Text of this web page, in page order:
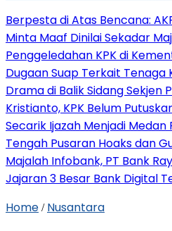
Berpesta di Atas Bencana:
Minta Maaf Dinilai Sekadar
Penggeledahan KPK di
Dugaan Suap Terkait Tenaga
Drama di Balik Sidang Sekjen
Kristianto, KPK Belum
Secarik Ijazah Menjadi Medan
Tengah Pusaran Hoaks dan
Majalah Infobank, PT Bank
Jajaran 3 Besar Bank Digital
Home / Nusantara